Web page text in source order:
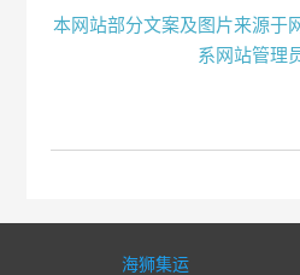
本网站部分文案及图片来源于
系网站管理
海狮集运